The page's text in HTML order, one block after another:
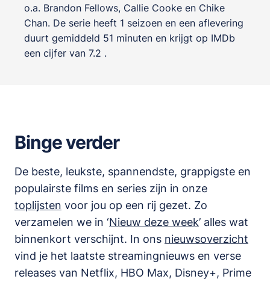
o.a. Brandon Fellows, Callie Cooke en Chike
Chan. De serie heeft 1 seizoen en een aflevering
duurt gemiddeld 51 minuten en krijgt op IMDb
een cijfer van 7.2 .
Binge verder
De beste, leukste, spannendste, grappigste en
populairste films en series zijn in onze
toplijsten voor jou op een rij gezet. Zo
verzamelen we in ‘Nieuw deze week’ alles wat
binnenkort verschijnt. In ons nieuwsoverzicht
vind je het laatste streamingnieuws en verse
releases van Netflix, HBO Max, Disney+, Prime